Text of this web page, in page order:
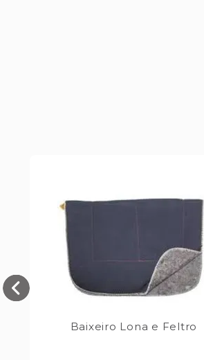
Baixeiro Lona e Feltro